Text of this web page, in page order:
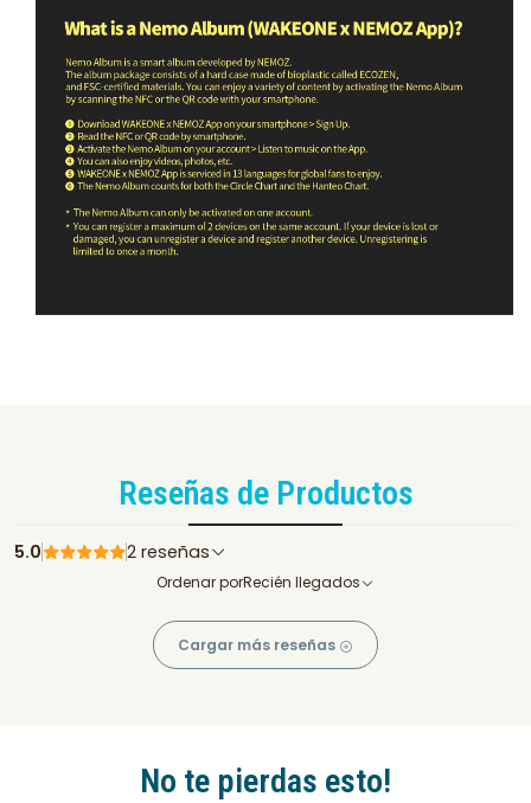
Reseñas de Productos
5.0 2 reseñas
Ordenar porRecién llegados
Cargar más reseñas
No te pierdas esto!